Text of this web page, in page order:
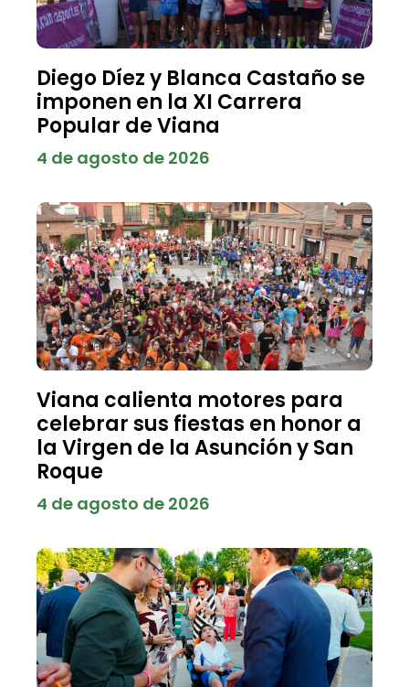
Diego Díez y Blanca Castaño se
imponen en la XI Carrera
Popular de Viana
4 de agosto de 2026
Viana calienta motores para
celebrar sus fiestas en honor a
la Virgen de la Asunción y San
Roque
4 de agosto de 2026